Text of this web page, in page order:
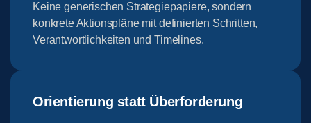
Keine generischen Strategiepapiere, sondern
konkrete Aktionspläne mit definierten Schritten,
Verantwortlichkeiten und Timelines.
Orientierung statt Überforderung